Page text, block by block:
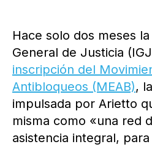
Hace solo dos meses
General de Justicia
inscripción del
Antibloqueos (MEAB),
impulsada por Arietto
misma como «una red
asistencia integral,